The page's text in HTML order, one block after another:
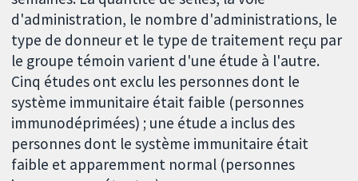
d'administration, le nombre d'administrations, le
type de donneur et le type de traitement reçu par
le groupe témoin varient d'une étude à l'autre.
Cinq études ont exclu les personnes dont le
système immunitaire était faible (personnes
immunodéprimées) ; une étude a inclus des
personnes dont le système immunitaire était
faible et apparemment normal (personnes